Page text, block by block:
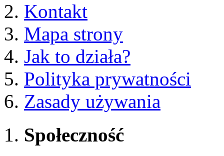
Kontakt
Mapa strony
Jak to działa?
Polityka prywatności
Zasady używania
Społeczność